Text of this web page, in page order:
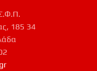
185 34